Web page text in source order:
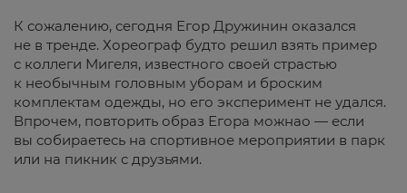
К сожалению, сегодня Егор Дружинин оказался
не в тренде. Хореограф будто решил взять пример
с коллеги Мигеля, известного своей страстью
к необычным головным уборам и броским
комплектам одежды, но его эксперимент не удался.
Впрочем, повторить образ Егора можнао — если
вы собираетесь на спортивное мероприятии в парк
или на пикник с друзьями.